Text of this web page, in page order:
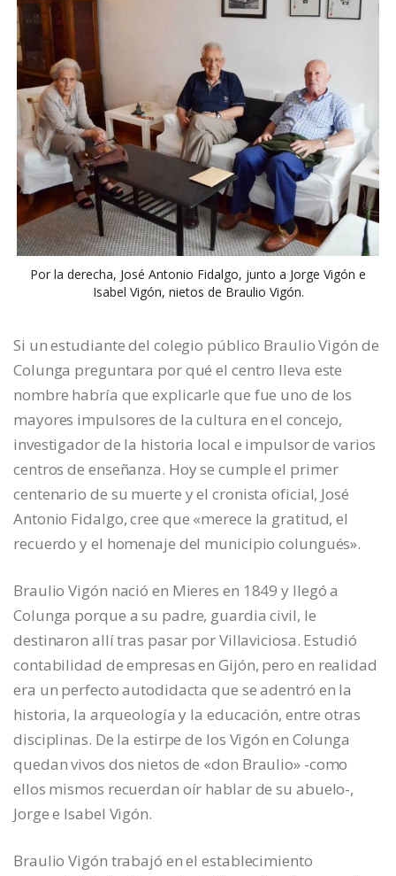
Por la derecha, José Antonio Fidalgo, junto a Jorge Vigón e
Isabel Vigón, nietos de Braulio Vigón.
Si un estudiante del colegio público Braulio Vigón de
Colunga preguntara por qué el centro lleva este
nombre habría que explicarle que fue uno de los
mayores impulsores de la cultura en el concejo,
investigador de la historia local e impulsor de varios
centros de enseñanza. Hoy se cumple el primer
centenario de su muerte y el cronista oficial, José
Antonio Fidalgo, cree que «merece la gratitud, el
recuerdo y el homenaje del municipio colungués».
Braulio Vigón nació en Mieres en 1849 y llegó a
Colunga porque a su padre, guardia civil, le
destinaron allí tras pasar por Villaviciosa. Estudió
contabilidad de empresas en Gijón, pero en realidad
era un perfecto autodidacta que se adentró en la
historia, la arqueología y la educación, entre otras
disciplinas. De la estirpe de los Vigón en Colunga
quedan vivos dos nietos de «don Braulio» -como
ellos mismos recuerdan oír hablar de su abuelo-,
Jorge e Isabel Vigón.
Braulio Vigón trabajó en el establecimiento